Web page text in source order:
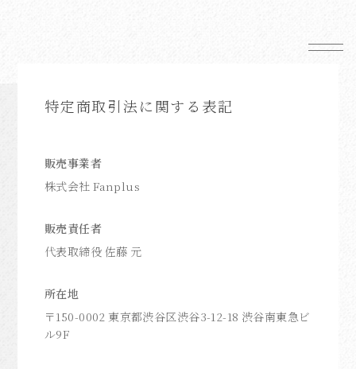
Schedule
FC News
特定商取引法に関する表記
販売事業者
株式会社 Fanplus
販売責任者
代表取締役 佐藤 元
所在地
〒150-0002 東京都渋谷区渋谷3-12-18 渋谷南東急ビ
ル9F